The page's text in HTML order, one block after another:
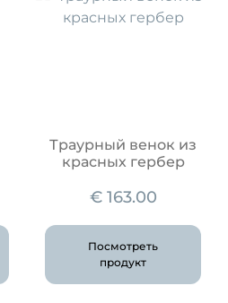
Траурный венок из
красных гербер
€163.00
Посмотреть
продукт